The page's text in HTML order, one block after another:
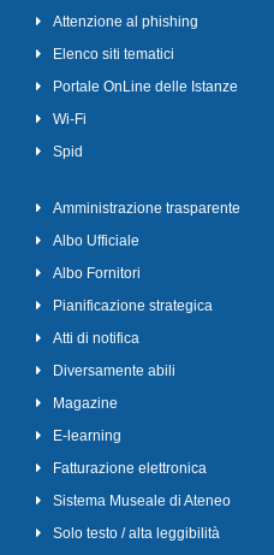
Attenzione al phishing
Elenco siti tematici
Portale OnLine delle Istanze
Wi-Fi
Spid
Amministrazione trasparente
Albo Ufficiale
Albo Fornitori
Pianificazione strategica
Atti di notifica
Diversamente abili
Magazine
E-learning
Fatturazione elettronica
Sistema Museale di Ateneo
Solo testo / alta leggibilità